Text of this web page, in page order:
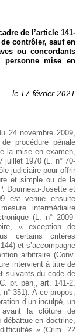
de l’article 141-
contrôler, sauf en
ou concordants
personne mise en
le 17 février 2021
24 novembre 2009,
procédure pénale
la mise en examen,
juillet 1970 (L. n° 70-
judiciaire pour offrir
et simple ou de la
Dourneau-Josette et
est venue ensuite
intermédiaire
(L. n° 2009-
« exception de
certains critères
et s’accompagne
arbitraire (Conv.
intervient à titre de
suivants du code de
pr. pén., art. 141-2,
351). À ce propos,
d’un inculpé, un
avant la clôture de
en doctrine,
» (Crim. 22